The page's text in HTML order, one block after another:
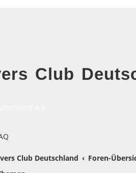
Club
Club Deutschland
Foren-